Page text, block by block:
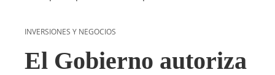
INVERSIONES Y NEGOCIOS
El Gobierno autoriza